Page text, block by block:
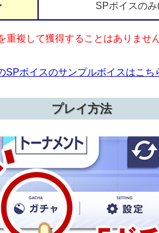
SPボイスの
重複して獲得することはありませ
SPボイスのサンプルボイスはこち
プレイ方法